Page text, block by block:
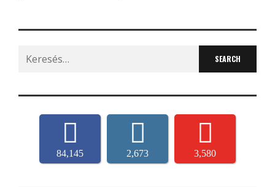
Search
for:
84,145 2,673 3,580